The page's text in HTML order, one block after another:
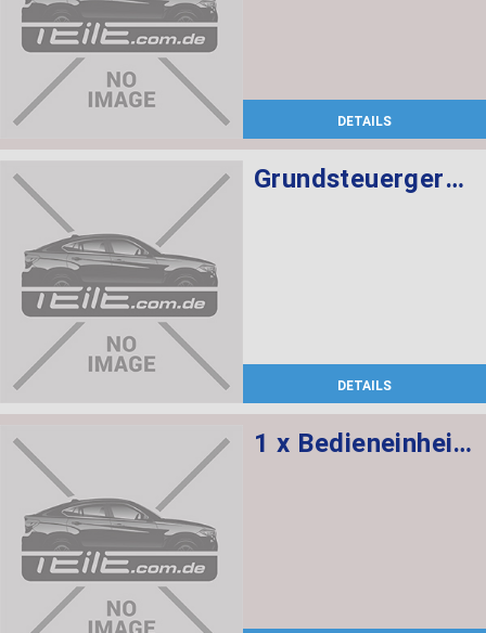
DETAILS
Grundsteuergerät DME MEVD 1723
DETAILS
1 x Bedieneinheit Audio, 1 x Bedienteil Klimaautomatik